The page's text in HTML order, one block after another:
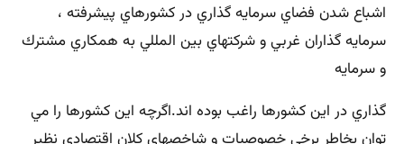
اشباع شدن فضاي سرمايه گذاري در كشورهاي پيشرفته ،
سرمايه گذاران غربي و شركتهاي بين المللي به همكاري مشترك
و سرمايه
گذاري در اين كشورها راغب بوده اند.اگرچه اين كشورها را مي
توان بخاطر برخي خصوصيات و شاخصهاي كلان اقتصادي نظير